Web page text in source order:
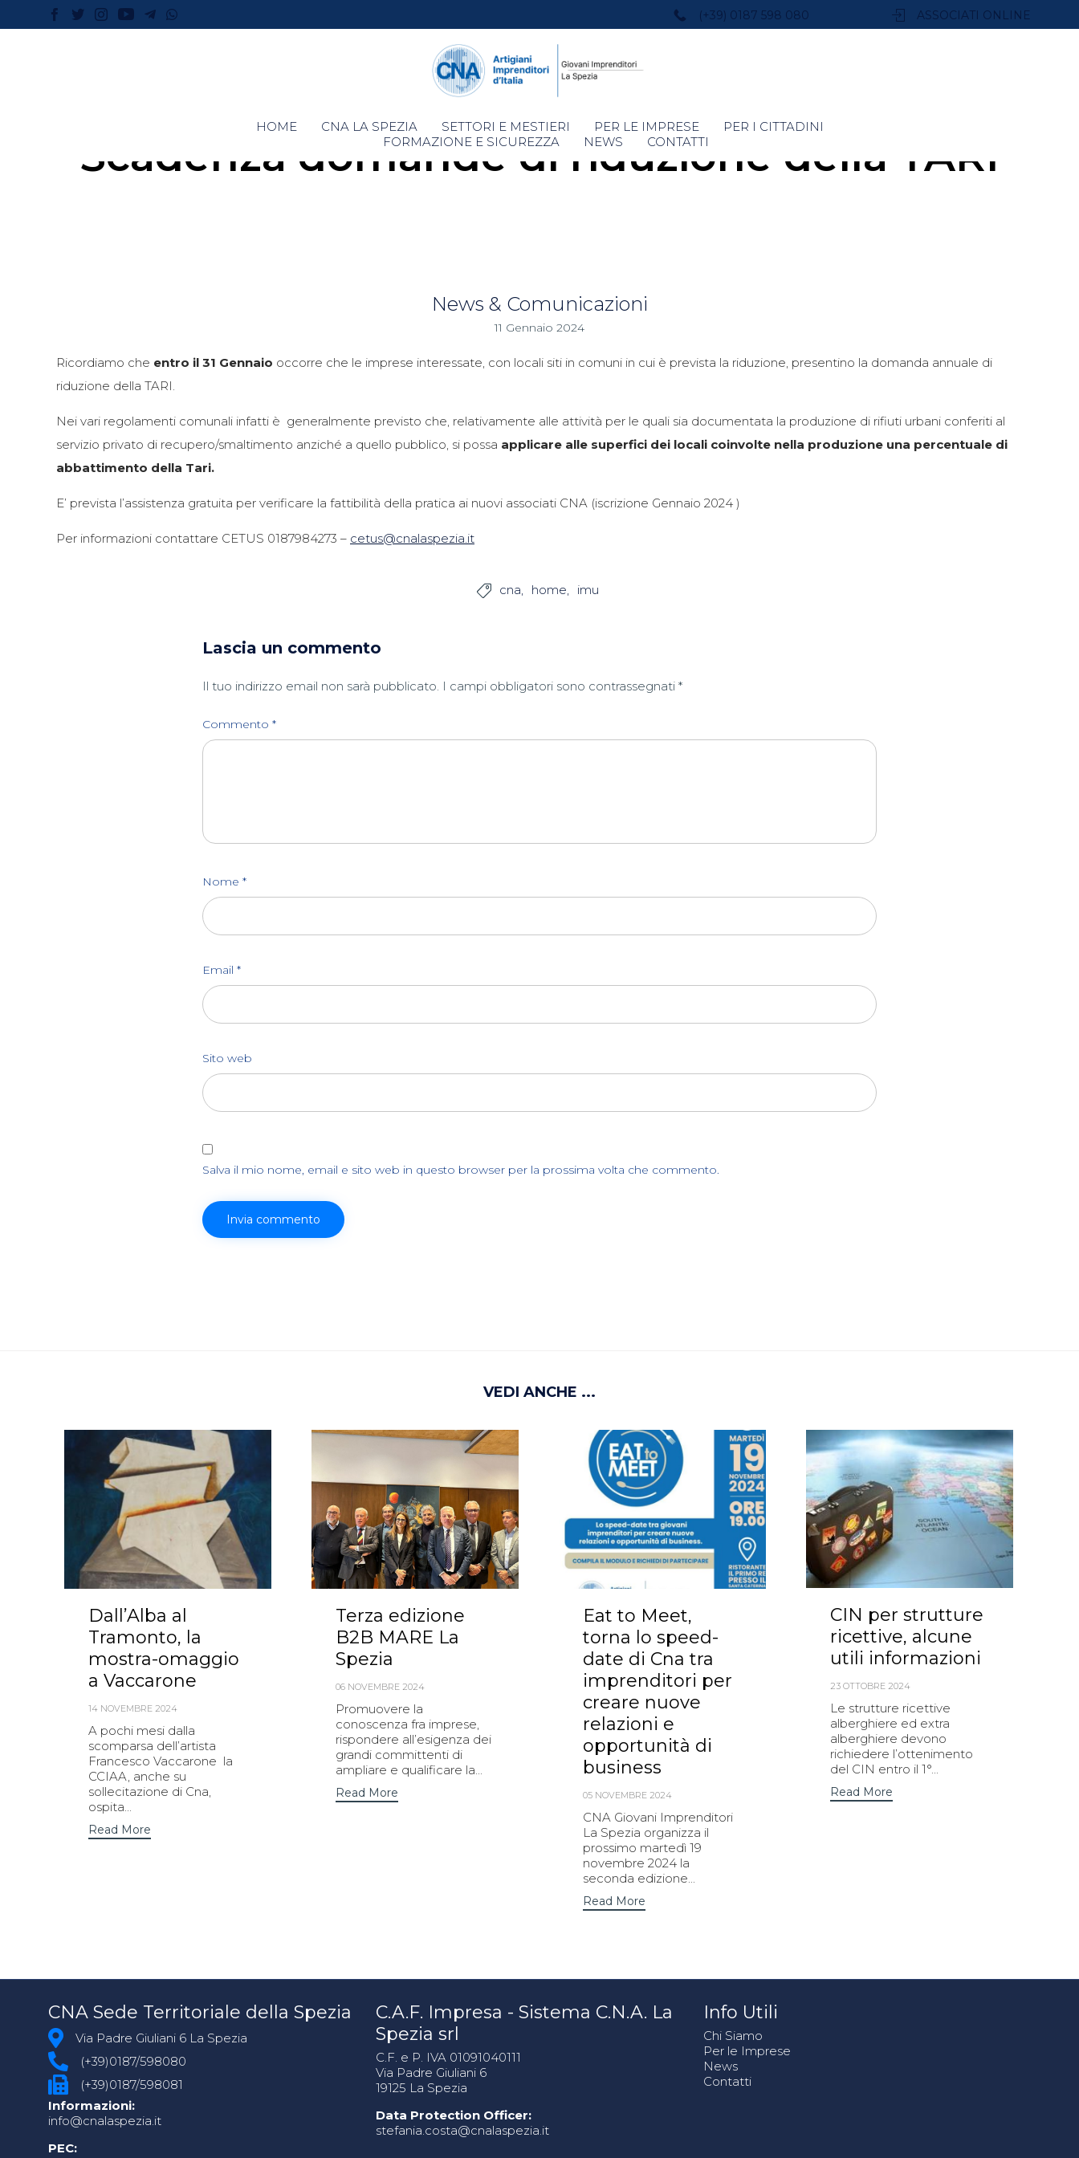
(+39) 0187 598 080 ASSOCIATI ONLINE
Skip
to
HOME CNA LA SPEZIA SETTORI E MESTIERI PER LE IMPRESE
PER I CITTADINI
FORMAZIONE E SICUREZZA
NEWS CONTATTI
Scadenza domande di riduzione della TARI
News & Comunicazioni
11 Gennaio 2024
Ricordiamo che entro il 31 Gennaio occorre che le imprese interessate, con locali siti in comuni in cui è prevista la riduzione, presentino la domanda annuale di
riduzione della TARI.
Nei vari regolamenti comunali infatti è generalmente previsto che, relativamente alle attività per le quali sia documentata la produzione di rifiuti urbani conferiti al
servizio privato di recupero/smaltimento anziché a quello pubblico, si possa applicare alle superfici dei locali coinvolte nella produzione una percentuale di
abbattimento della Tari.
E’ prevista l’assistenza gratuita per verificare la fattibilità della pratica ai nuovi associati CNA (iscrizione Gennaio 2024 )
Per informazioni contattare CETUS 0187984273 – cetus@cnalaspezia.it
 cna home imu
Lascia un commento
Il tuo indirizzo email non sarà pubblicato. I campi obbligatori sono contrassegnati *
Commento *
Nome *
Email *
Sito web
Salva il mio nome, email e sito web in questo browser per la prossima volta che commento.
VEDI ANCHE ...
Dall’Alba al
Tramonto, la
mostra-omaggio
a Vaccarone
14 NOVEMBRE 2024
A pochi mesi dalla
scomparsa dell’artista
Francesco Vaccarone la
CCIAA, anche su
sollecitazione di Cna,
ospita...
Read More
Terza edizione
B2B MARE La
Spezia
06 NOVEMBRE 2024
Promuovere la
conoscenza fra imprese,
rispondere all’esigenza dei
grandi committenti di
ampliare e qualificare la...
Read More
Eat to Meet,
torna lo speed-
date di Cna tra
imprenditori per
creare nuove
relazioni e
opportunità di
business
05 NOVEMBRE 2024
CNA Giovani Imprenditori
La Spezia organizza il
prossimo martedì 19
novembre 2024 la
seconda edizione...
Read More
CIN per strutture
ricettive, alcune
utili informazioni
23 OTTOBRE 2024
Le strutture ricettive
alberghiere ed extra
alberghiere devono
richiedere l’ottenimento
del CIN entro il 1°...
Read More
CNA Sede Territoriale della Spezia
Via Padre Giuliani 6 La Spezia
(+39)0187/598080
(+39)0187/598081
Informazioni:
info@cnalaspezia.it
PEC:
C.A.F. Impresa - Sistema C.N.A. La
Spezia srl
C.F. e P. IVA 01091040111
Via Padre Giuliani 6
19125 La Spezia
Data Protection Officer:
stefania.costa@cnalaspezia.it
Info Utili
Chi Siamo
Per le Imprese
News
Contatti